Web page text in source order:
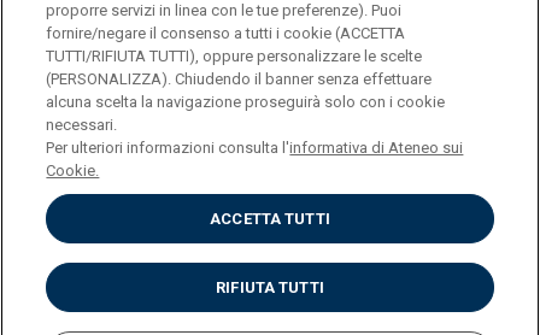
PI 02133120150
ENGLISH
Privacy
Accessibilità
Cookies
Impostazione Cookies
proporre servizi in linea con le tue preferenze). Puoi
fornire/negare il consenso a tutti i cookie (ACCETTA
TUTTI/RIFIUTA TUTTI), oppure personalizzare le scelte
(PERSONALIZZA). Chiudendo il banner senza effettuare
alcuna scelta la navigazione proseguirà solo con i cookie
necessari.
Per ulteriori informazioni consulta l'informativa di Ateneo sui
Cookie.
ACCETTA TUTTI
RIFIUTA TUTTI